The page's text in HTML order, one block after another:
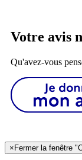
Votre avis
Qu'avez-vous
× Fermer la fenêtre